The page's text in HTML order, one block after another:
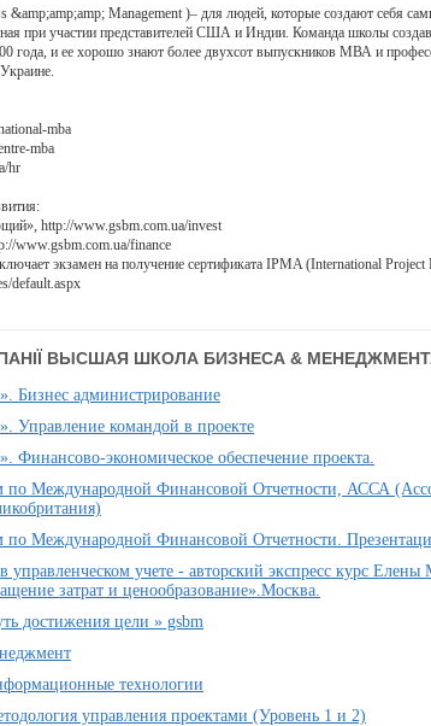
&amp;amp;amp; Management )– для людей, которые создают себя
при участии представителей США и Индии. Команда школы
года, и ее хорошо знают более двухсот выпускников МВА и
mba
mba
hr
http://www.gsbm.com.ua/invest
www.gsbm.com.ua/finance
экзамен на получение сертификата IPMA (International Project
default.aspx
ВЫСШАЯ ШКОЛА БИЗНЕСА &
Бизнес администрирование
Управление командой в проекте
Финансово-экономическое обеспечение проекта.
Международной Финансовой Отчетности, АССА
Международной Финансовой Отчетности.
учете - авторский экспресс курс
затрат и ценообразование».Москва.
достижения цели » gsbm
технологии
управления проектами (Уровень 1 и 2)